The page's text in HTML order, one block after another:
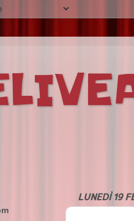
LUNEDÌ 19